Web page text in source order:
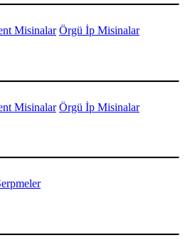
Misinalar Örgü İp Misinalar
Misinalar Örgü İp Misinalar